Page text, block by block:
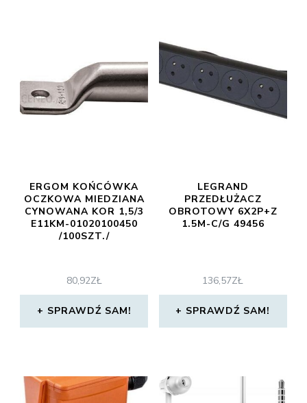
ERGOM KOŃCÓWKA
OCZKOWA MIEDZIANA
CYNOWANA KOR 1,5/3
E11KM-01020100450
/100SZT./
80,92ZŁ
SPRAWDŹ SAM!
LEGRAND
PRZEDŁUŻACZ
OBROTOWY 6X2P+Z
1.5M-C/G 49456
136,57ZŁ
SPRAWDŹ SAM!